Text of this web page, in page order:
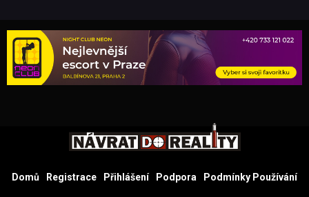
Domů Registrace Přihlášení Podpora Podmínky Používání